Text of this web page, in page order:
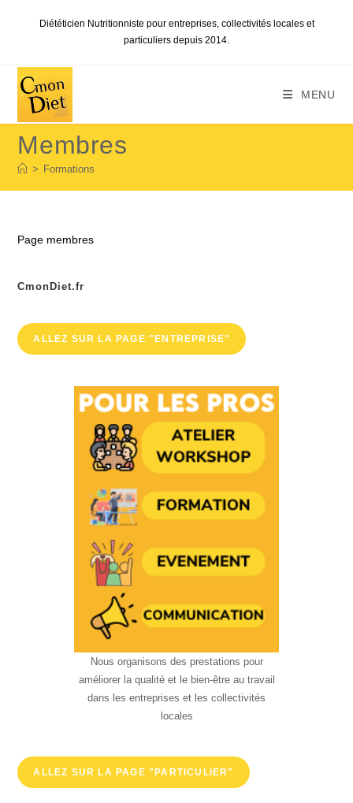
Diététicien Nutritionniste pour entreprises, collectivités locales et
particuliers depuis 2014.
MENU
Membres
> Formations
Page membres
CmonDiet.fr
ALLEZ SUR LA PAGE "ENTREPRISE"
Nous organisons des prestations pour
améliorer la qualité et le bien-être au travail
dans les entreprises et les collectivités
locales
ALLEZ SUR LA PAGE "PARTICULIER"